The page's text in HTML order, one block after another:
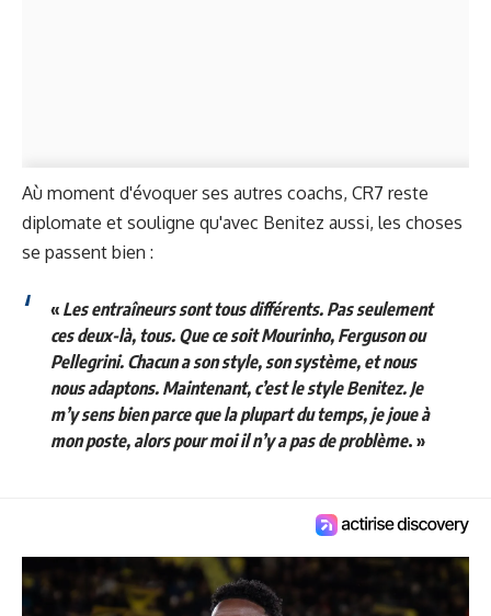
Aù moment d'évoquer ses autres coachs, CR7 reste
diplomate et souligne qu'avec Benitez aussi, les choses
se passent bien :
« Les entraîneurs sont tous différents. Pas seulement
ces deux-là, tous. Que ce soit Mourinho, Ferguson ou
Pellegrini. Chacun a son style, son système, et nous
nous adaptons. Maintenant, c’est le style Benitez. Je
m’y sens bien parce que la plupart du temps, je joue à
mon poste, alors pour moi il n’y a pas de problème. »